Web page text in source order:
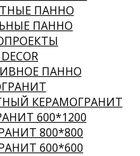
ПАННО
ПАННО
ПАННО
КЕРАМОГРАНИТ
600*1200
800*800
600*600